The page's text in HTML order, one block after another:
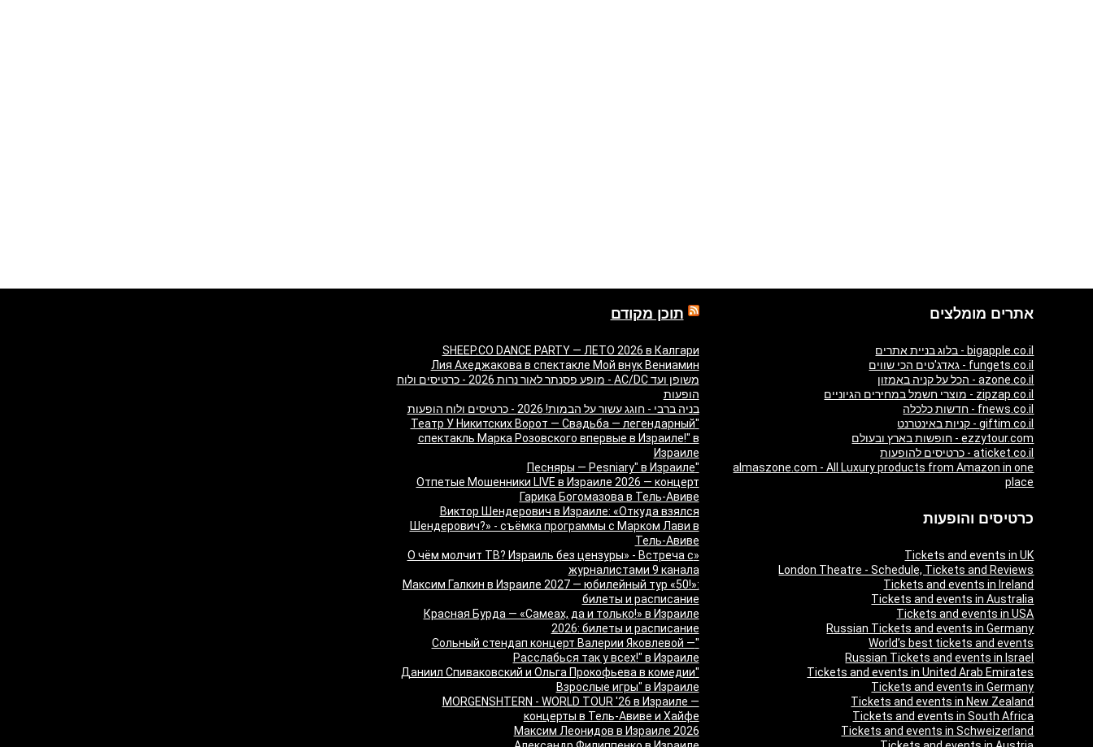
אתרים מומלצים
bigapple.co.il - בלוג בניית אתרים
fungets.co.il - גאדג'טים הכי שווים
azone.co.il - הכל על קניה באמזון
zipzap.co.il - מוצרי חשמל במחירים הגיוניים
fnews.co.il - חדשות כלכלה
giftim.co.il - קניות באינטרנט
ezzytour.com - חופשות בארץ ובעולם
aticket.co.il - כרטיסים להופעות
almaszone.com - All Luxury products from Amazon in one
place
כרטיסים והופעות
Tickets and events in UK
London Theatre - Schedule, Tickets and Reviews
Tickets and events in Ireland
Tickets and events in Australia
Tickets and events in USA
Russian Tickets and events in Germany
World’s best tickets and events
Russian Tickets and events in Israel
Tickets and events in United Arab Emirates
Tickets and events in Germany
Tickets and events in New Zealand
Tickets and events in South Africa
Tickets and events in Schweizerland
תוכן מקודם
SHEEP.CO DANCE PARTY — ЛЕТО 2026 в Калгари
Лия Ахеджакова в спектакле Мой внук Вениамин
משופן ועד AC/DC - מופע פסנתר לאור נרות 2026 - כרטיסים ולוח
הופעות
בניה ברבי - חוגג עשור על הבמות! 2026 - כרטיסים ולוח הופעות
"Театр У Никитских Ворот — Свадьба — легендарный
спектакль Марка Розовского впервые в Израиле!" в
Израиле
"Песняры — Pesniary" в Израиле
Отпетые Мошенники LIVE в Израиле 2026 — концерт
Гарика Богомазова в Тель-Авиве
Виктор Шендерович в Израиле: «Откуда взялся
Шендерович?» - съёмка программы с Марком Лави в
Тель-Авиве
«О чём молчит ТВ? Израиль без цензуры» - Встреча с
журналистами 9 канала
Максим Галкин в Израиле 2027 — юбилейный тур «50!»:
билеты и расписание
Красная Бурда — «Самеах, да и только!» в Израиле
2026: билеты и расписание
"Сольный стендап концерт Валерии Яковлевой —
Расслабься так у всех!" в Израиле
"Даниил Спиваковский и Ольга Прокофьева в комедии
Взрослые игры" в Израиле
MORGENSHTERN - WORLD TOUR '26 в Израиле —
концерты в Тель-Авиве и Хайфе
Максим Леонидов в Израиле 2026